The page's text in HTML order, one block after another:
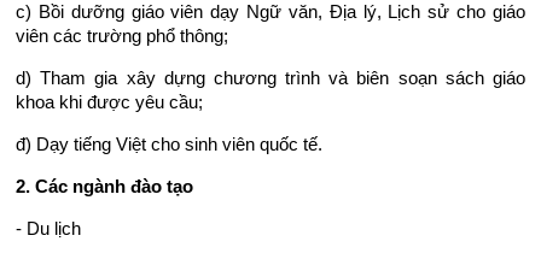
c) Bồi dưỡng giáo viên dạy Ngữ văn, Địa lý, Lịch sử cho giáo
viên các trường phổ thông;
d) Tham gia xây dựng chương trình và biên soạn sách giáo
khoa khi được yêu cầu;
đ) Dạy tiếng Việt cho sinh viên quốc tế.
2. Các ngành đào tạo
- Du lịch